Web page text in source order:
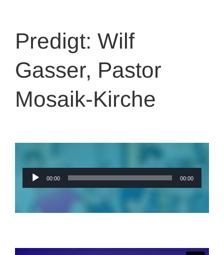
Predigt: Wilf
Gasser, Pastor
Mosaik-Kirche
Audio-00:00 00:00